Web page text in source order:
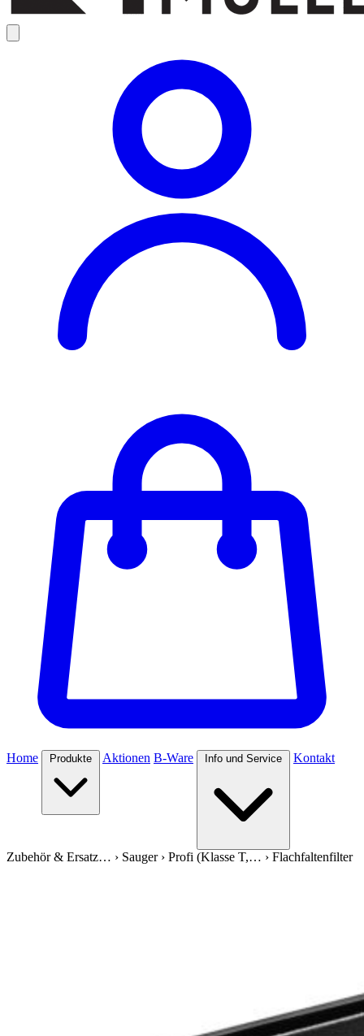
Home Produkte Aktionen B-Ware Info und Service Kontakt
Zubehör & Ersatz… › Sauger› Profi (Klasse T,… › Flachfaltenfilter